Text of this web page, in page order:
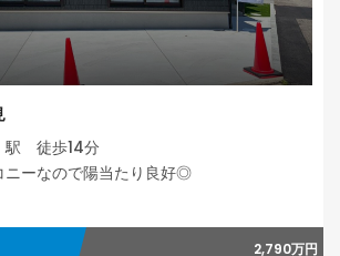
駅 徒歩14分
ニーなので陽当たり良好◎
2,790万円